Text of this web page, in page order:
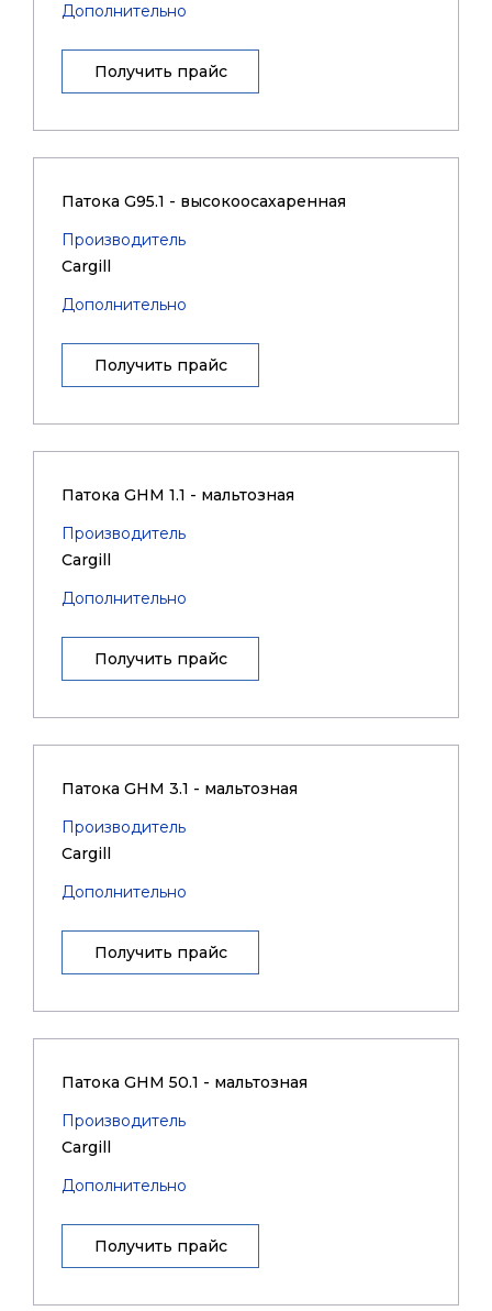
Дополнительно
Получить прайс
Патока G95.1 - высокоосахаренная
Производитель
Cargill
Дополнительно
Получить прайс
Патока GHM 1.1 - мальтозная
Производитель
Cargill
Дополнительно
Получить прайс
Патока GHM 3.1 - мальтозная
Производитель
Cargill
Дополнительно
Получить прайс
Патока GHM 50.1 - мальтозная
Производитель
Cargill
Дополнительно
Получить прайс